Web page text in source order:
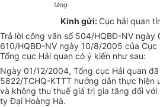
tăng
Kính gửi: Cục hải quan
Trả lời công văn số 504/HQBĐ-NV
610/HQBĐ-NV ngày 10/8/2005 của Cục
Tổng cục Hải quan có ý kiến như sau:
Ngày 01/12/2004, Tổng cục Hải quan
5822/TCHQ-KTTT hướng dẫn thực hiện
và không thu thuế giá trị gia tăng đối với
ty Đại Hoàng Hà.